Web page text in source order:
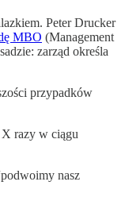
Peter Drucker
MBO (Management
zarząd określa
przypadków
razy w ciągu
nasz